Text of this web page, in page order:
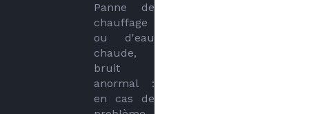
Panne de
chauffage
ou d'eau
chaude,
bruit
anormal :
en cas de